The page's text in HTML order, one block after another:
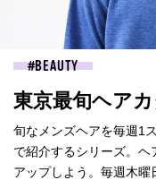
BEAUTY
東京最旬ヘア
旬なメンズヘアを毎週1
で紹介するシリーズ。
アップしよう。毎週木曜